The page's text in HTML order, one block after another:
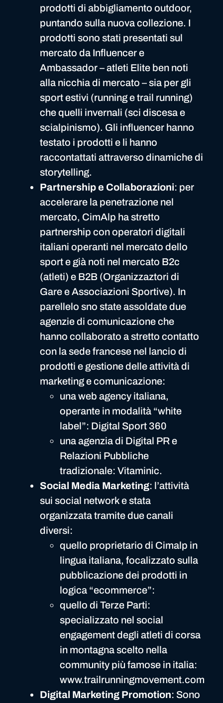
prodotti di abbigliamento outdoor,
puntando sulla nuova collezione. I
prodotti sono stati presentati sul
mercato da Influencer e
Ambassador – atleti Elite ben noti
alla nicchia di mercato – sia per gli
sport estivi (running e trail running)
che quelli invernali (sci discesa e
scialpinismo). Gli influencer hanno
testato i prodotti e li hanno
raccontattati attraverso dinamiche di
storytelling.
Partnership e Collaborazioni: per
accelerare la penetrazione nel
mercato, CimAlp ha stretto
partnership con operatori digitali
italiani operanti nel mercato dello
sport e già noti nel mercato B2c
(atleti) e B2B (Organizzaztori di
Gare e Associazioni Sportive). In
parellelo sno state assoldate due
agenzie di comunicazione che
hanno collaborato a stretto contatto
con la sede francese nel lancio di
prodotti e gestione delle attività di
marketing e comunicazione:
una web agency italiana,
operante in modalità “white
label”: Digital Sport 360
una agenzia di Digital PR e
Relazioni Pubbliche
tradizionale: Vitaminic.
Social Media Marketing: l’attività
sui social network e stata
organizzata tramite due canali
diversi:
quello proprietario di Cimalp in
lingua italiana, focalizzato sulla
pubblicazione dei prodotti in
logica “ecommerce”:
quello di Terze Parti:
specializzato nel social
engagement degli atleti di corsa
in montagna scelto nella
community più famose in italia:
www.trailrunningmovement.com
Digital Marketing Promotion: Sono